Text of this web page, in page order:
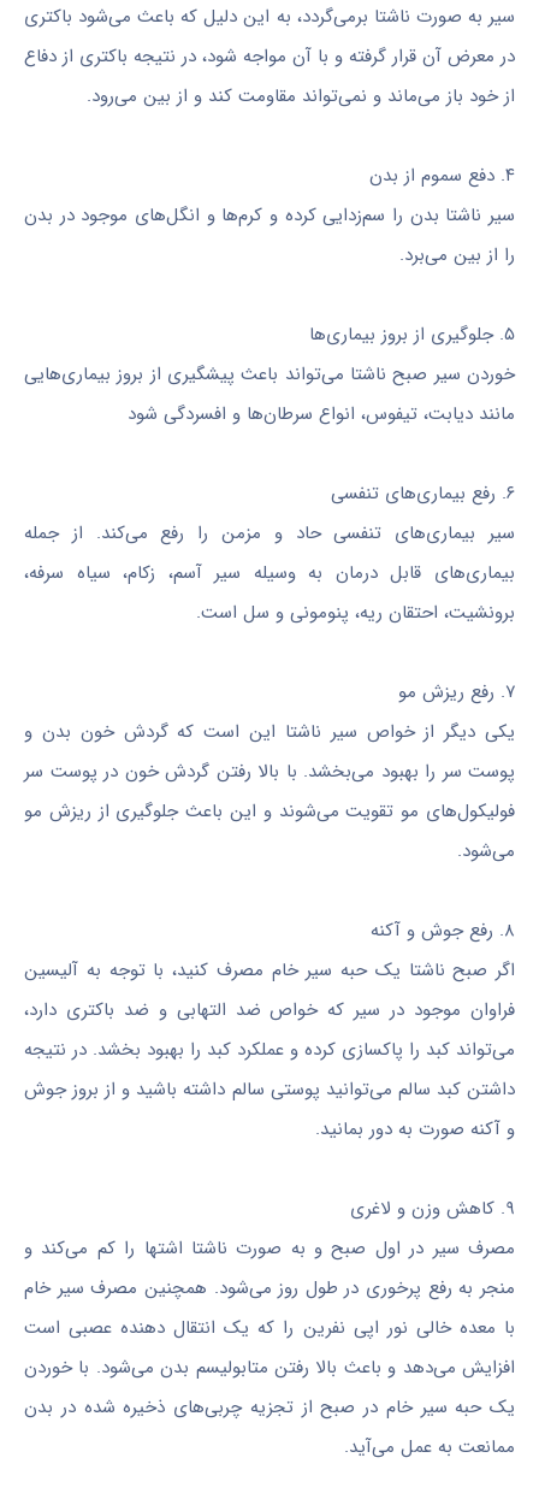
سیر به صورت ناشتا برمی‌گردد، به این دلیل که باعث می‌شود باکتری
در معرض آن قرار گرفته و با آن مواجه شود، در نتیجه باکتری از دفاع
از خود باز می‌ماند و نمی‌تواند مقاومت کند و از بین می‌رود.
۴. دفع سموم از بدن
سیر ناشتا بدن را سم‌زدایی کرده و کرم‌ها و انگل‌های موجود در بدن
را از بین می‌برد.
۵. جلوگیری از بروز بیماری‌ها
خوردن سیر صبح ناشتا می‌تواند باعث پیشگیری از بروز بیماری‌هایی
مانند دیابت، تیفوس، انواع سرطان‌ها و افسردگی شود
۶. رفع بیماری‌های تنفسی
سیر بیماری‌های تنفسی حاد و مزمن را رفع می‌کند. از جمله
بیماری‌های قابل درمان به وسیله سیر آسم، زکام، سیاه سرفه،
برونشیت، احتقان ریه، پنومونی و سل است.
۷. رفع ریزش مو
یکی دیگر از خواص سیر ناشتا این است که گردش خون بدن و
پوست سر را بهبود می‌بخشد. با بالا رفتن گردش خون در پوست سر
فولیکول‌های مو تقویت می‌شوند و این باعث جلوگیری از ریزش مو
می‌شود.
٨. رفع جوش و آکنه‌
اگر صبح ناشتا یک حبه سیر خام مصرف کنید، با توجه به آلیسین
فراوان موجود در سیر که خواص ضد التهابی و ضد باکتری دارد،
می‌تواند کبد را پاکسازی کرده و عملکرد کبد را بهبود بخشد. در نتیجه
داشتن کبد سالم می‌توانید پوستی سالم داشته باشید و از بروز جوش
و آکنه صورت به دور بمانید.
۹. کاهش وزن و لاغری
مصرف سیر در اول صبح و به صورت ناشتا اشتها را کم می‌کند و
منجر به رفع پرخوری در طول روز می‌شود. همچنین مصرف سیر خام
با معده خالی نور اپی نفرین را که یک انتقال دهنده عصبی است
افزایش می‌دهد و باعث بالا رفتن متابولیسم بدن می‌شود. با خوردن
یک حبه سیر خام در صبح از تجزیه چربی‌های ذخیره شده در بدن
ممانعت به عمل می‌آید.